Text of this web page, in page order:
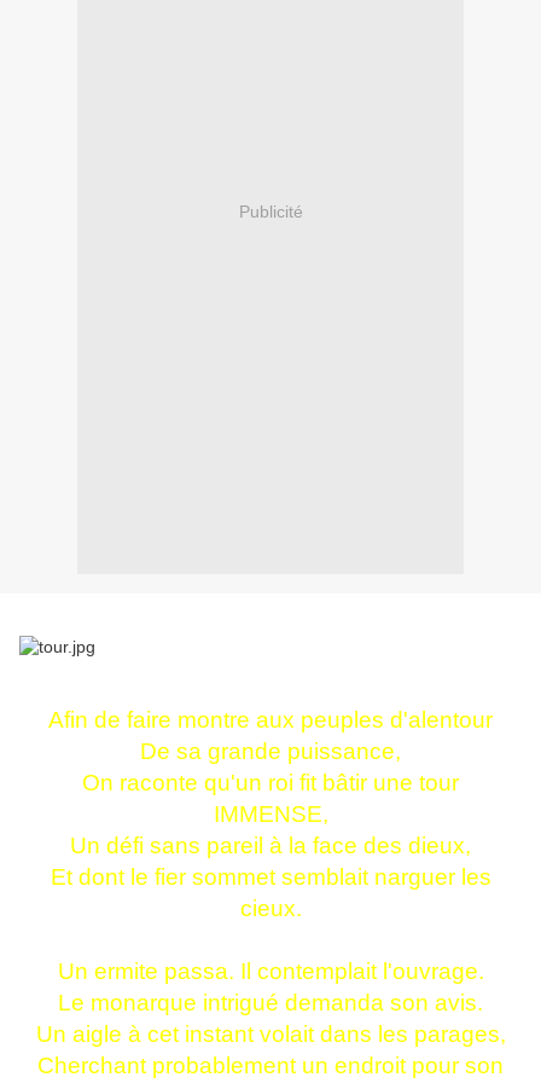
Publicité
Afin de faire montre aux peuples d'alentour
De sa grande puissance,
On raconte qu'un roi fit bâtir une tour
IMMENSE,
Un défi sans pareil à la face des dieux,
Et dont le fier sommet semblait narguer les
cieux.
Un ermite passa. Il contemplait l'ouvrage.
Le monarque intrigué demanda son avis.
Un aigle à cet instant volait dans les parages,
Cherchant probablement un endroit pour son